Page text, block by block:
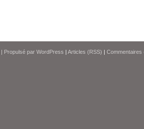
| Propulsé par WordPress | Articles (RSS) | Commentaires